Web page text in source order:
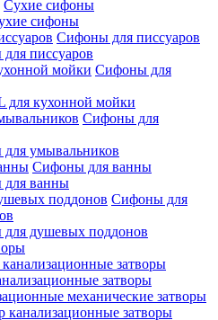
Сухие сифоны
сифоны
Сифоны для писсуаров
писсуаров
Сифоны для
кухонной мойки
Сифоны для
умывальников
Сифоны для ванны
ванны
Сифоны для
душевых поддонов
затворы
механические затворы
канализационные затворы